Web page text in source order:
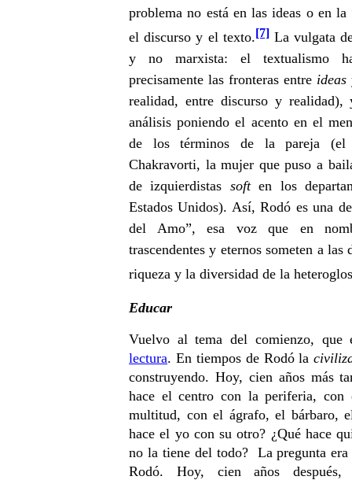
problema no está en las ideas o en
el discurso y el texto.[7]La vulgata
y no marxista: el textualismo
precisamente las fronteras entre ideas
realidad, entre discurso y
análisis poniendo el acento en el
de los términos de la pareja
Chakravorti, la mujer que puso a
de izquierdistas soften los
Estados Unidos). Así, Rodó es una
del Amo”, esa voz que en
trascendentes y eternos someten a las
riqueza y la diversidad de la
Educar
Vuelvo al tema del comienzo,
lectura. En tiempos de Rodó la
construyendo. Hoy, cien años más
hace el centro con la periferia,
multitud, con el ágrafo, el bárbaro,
hace el yo con su otro? ¿Qué hace
no la tiene del todo? La pregunta
Rodó. Hoy, cien años después,